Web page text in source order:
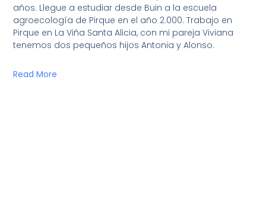
años. Llegue a estudiar desde Buin a la escuela
agroecología de Pirque en el año 2.000. Trabajo en
Pirque en La Viña Santa Alicia, con mi pareja Viviana
tenemos dos pequeños hijos Antonia y Alonso.
Read More